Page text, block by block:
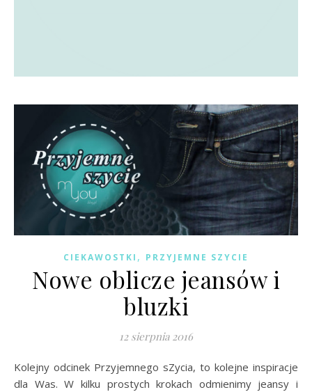
CIEKAWOSTKI , PRZYJEMNE SZYCIE
Nowe oblicze jeansów i
bluzki
12 sierpnia 2016
Kolejny odcinek Przyjemnego sZycia, to kolejne inspiracje
dla Was. W kilku prostych krokach odmienimy jeansy i